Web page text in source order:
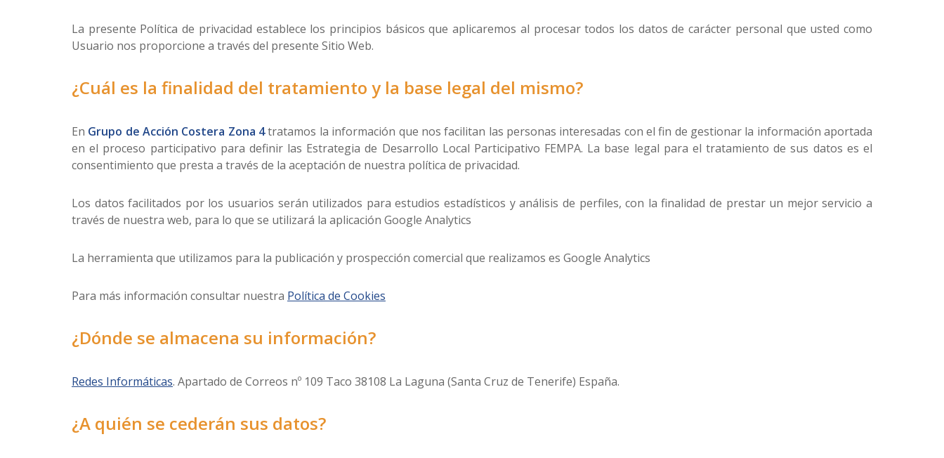
La presente Política de privacidad establece los principios básicos que aplicaremos al procesar todos los datos de carácter personal que usted como
Usuario nos proporcione a través del presente Sitio Web.
¿Cuál es la finalidad del tratamiento y la base legal del mismo?
En Grupo de Acción Costera Zona 4tratamos la información que nos facilitan las personas interesadas con el fin de gestionar la información aportada
en el proceso participativo para definir las Estrategia de Desarrollo Local Participativo FEMPA. La base legal para el tratamiento de sus datos es el
consentimiento que presta a través de la aceptación de nuestra política de privacidad.
Los datos facilitados por los usuarios serán utilizados para estudios estadísticos y análisis de perfiles, con la finalidad de prestar un mejor servicio a
través de nuestra web, para lo que se utilizará la aplicación Google Analytics
La herramienta que utilizamos para la publicación y prospección comercial que realizamos es Google Analytics
Para más información consultar nuestra Política de Cookies
¿Dónde se almacena su información?
Redes Informáticas. Apartado de Correos nº 109 Taco 38108 La Laguna (Santa Cruz de Tenerife) España.
¿A quién se cederán sus datos?